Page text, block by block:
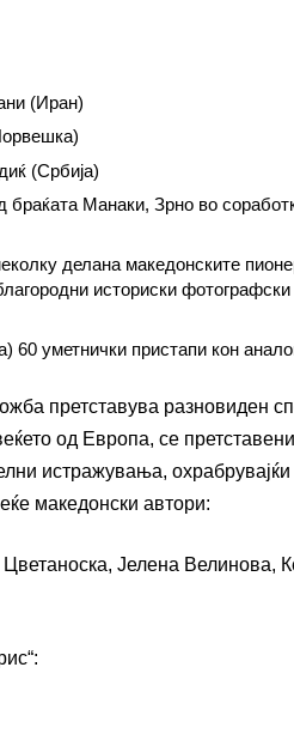
(Иран)
(Србија)
браќата Манаки, Зрно во
делана македонските
историски фотографски
60 уметнички пристапи кон
претставува разновиден
од Европа, се
истражувања, охрабрувајќи
македонски автори:
Јелена Велинова,